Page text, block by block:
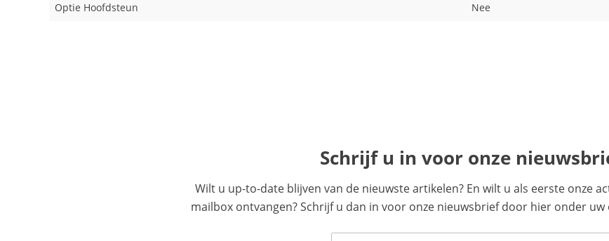
Optie Hoofdsteun Nee
Schrijf u in voor onze
Wilt u up-to-date blijven van de nieuwste artikelen? En wilt u als eerste onze
mailbox ontvangen? Schrijf u dan in voor onze nieuwsbrief door hier onder